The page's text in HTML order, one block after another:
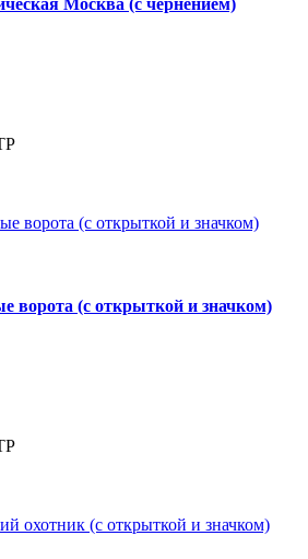
Москва (с чернением)
ворота (с открыткой и значком)